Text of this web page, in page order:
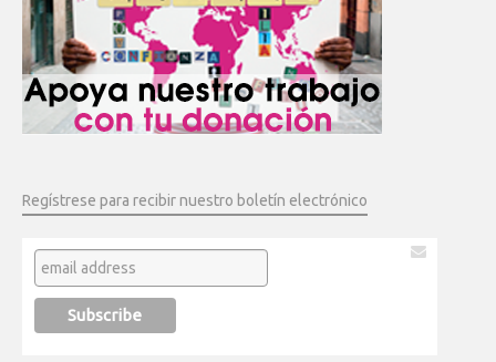
Regístrese para recibir nuestro boletín electrónico